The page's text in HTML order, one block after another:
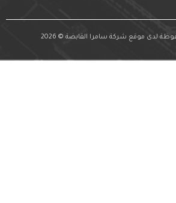
لدى موقع شركة سامرا القابضة © 2026